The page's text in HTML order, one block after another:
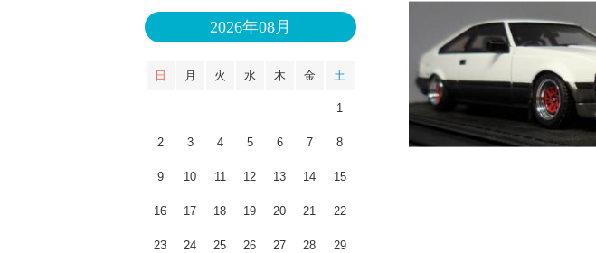
2026年08月
日 月 火 水 木 金 土
1
2 3 4 5 6 7 8
9 10 11 12 13 14 15
16 17 18 19 20 21 22
23 24 25 26 27 28 29